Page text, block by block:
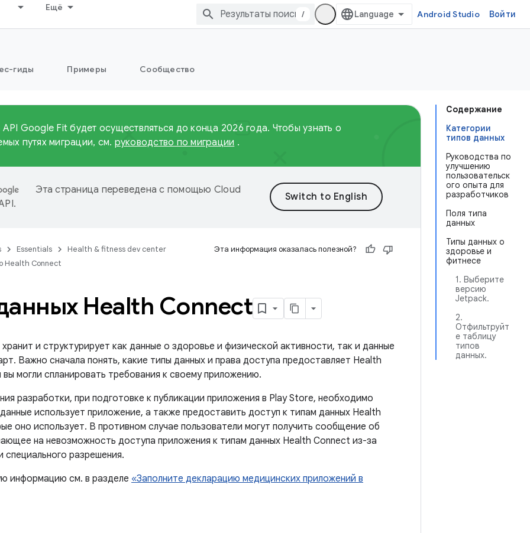
Ещё
/ Android Studio Войти
гиды Примеры Сообщество
Содержание
Категории
типов данных
Руководства по
улучшению
пользовательск
ого опыта для
разработчиков
Поля типа
данных
Типы данных о
здоровье и
фитнесе
1. Выберите
версию
Jetpack.
2.
Отфильтруйт
е таблицу
типов
данных.
Google Fit будет осуществляться до конца 2026 года. Чтобы узнать о
путях миграции, см. руководство по миграции .
Эта страница переведена с помощью Cloud
.
Essentials
Health & fitness dev center
Health Connect
Эта информация оказалась полезной?
Health Connect
и структурирует как данные о здоровье и физической активности, так и данные
Важно сначала понять, какие типы данных и права доступа предоставляет Health
могли спланировать требования к своему приложению.
разработки, при подготовке к публикации приложения в Play Store, необходимо
использует приложение, а также предоставить доступ к типам данных Health
оно использует. В противном случае пользователи могут получить сообщение об
на невозможность доступа приложения к типам данных Health Connect из-за
разрешения.
информацию см. в разделе «Заполните декларацию медицинских приложений в